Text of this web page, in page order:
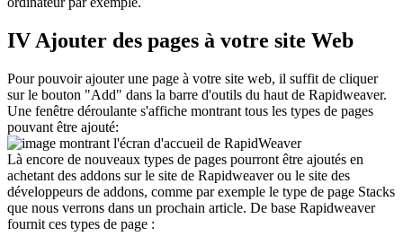
IV Ajouter des pages à votre site Web
Pour pouvoir ajouter une page à votre site web, il suffit de cliquer
sur le bouton "Add" dans la barre d'outils du haut de Rapidweaver.
Une fenêtre déroulante s'affiche montrant tous les types de pages
pouvant être ajouté:
Là encore de nouveaux types de pages pourront être ajoutés en
achetant des addons sur le site de Rapidweaver ou le site des
développeurs de addons, comme par exemple le type de page Stacks
que nous verrons dans un prochain article. De base Rapidweaver
fournit ces types de page :